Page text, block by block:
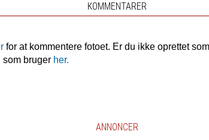
KOMMENTARER
for at kommentere fotoet. Er du ikke oprettet
som bruger her.
ANNONCER